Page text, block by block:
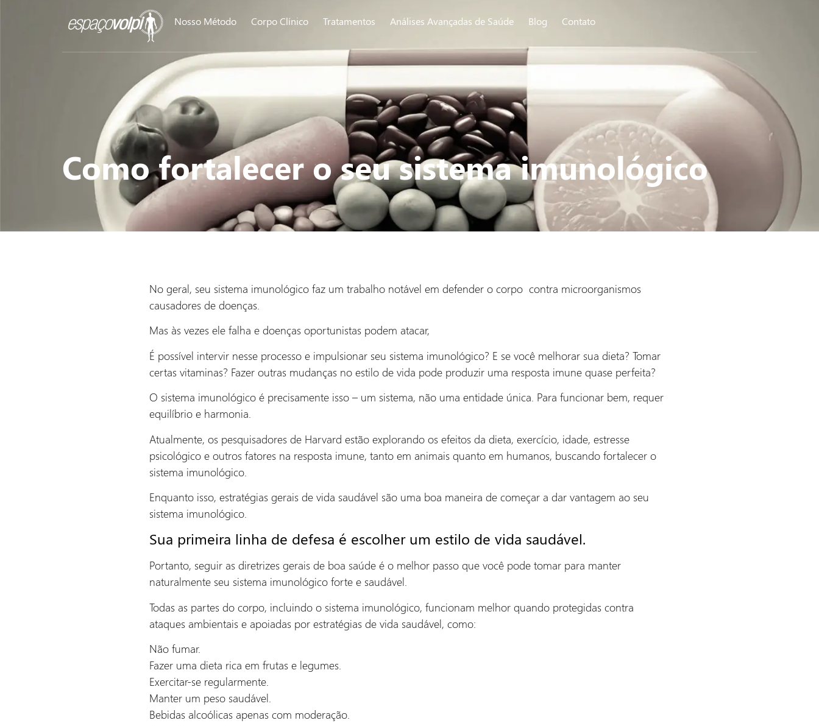
Nosso Método Corpo Clínico Tratamentos Análises Avançadas de Saúde Blog Contato
Como fortalecer o seu sistema imunológico
No geral, seu sistema imunológico faz um trabalho notável em defender o corpo contra microorganismos
causadores de doenças.
Mas às vezes ele falha e doenças oportunistas podem atacar,
É possível intervir nesse processo e impulsionar seu sistema imunológico? E se você melhorar sua dieta? Tomar
certas vitaminas? Fazer outras mudanças no estilo de vida pode produzir uma resposta imune quase perfeita?
O sistema imunológico é precisamente isso – um sistema, não uma entidade única. Para funcionar bem, requer
equilíbrio e harmonia.
Atualmente, os pesquisadores de Harvard estão explorando os efeitos da dieta, exercício, idade, estresse
psicológico e outros fatores na resposta imune, tanto em animais quanto em humanos, buscando fortalecer o
sistema imunológico.
Enquanto isso, estratégias gerais de vida saudável são uma boa maneira de começar a dar vantagem ao seu
sistema imunológico.
Sua primeira linha de defesa é escolher um estilo de vida saudável.
Portanto, seguir as diretrizes gerais de boa saúde é o melhor passo que você pode tomar para manter
naturalmente seu sistema imunológico forte e saudável.
Todas as partes do corpo, incluindo o sistema imunológico, funcionam melhor quando protegidas contra
ataques ambientais e apoiadas por estratégias de vida saudável, como:
Não fumar.
Fazer uma dieta rica em frutas e legumes.
Exercitar-se regularmente.
Manter um peso saudável.
Bebidas alcoólicas apenas com moderação.